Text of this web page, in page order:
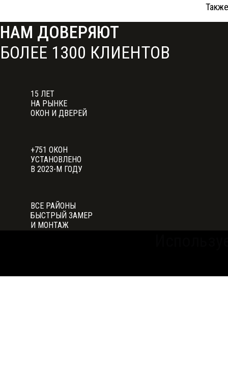
НАМ ДОВЕРЯЮТ
БОЛЕЕ 1300 КЛИЕНТОВ
15 ЛЕТ
НА РЫНКЕ
ОКОН И ДВЕРЕЙ
+751 ОКОН
УСТАНОВЛЕНО
В 2023-М ГОДУ
ВСЕ РАЙОНЫ
БЫСТРЫЙ ЗАМЕР
И МОНТАЖ